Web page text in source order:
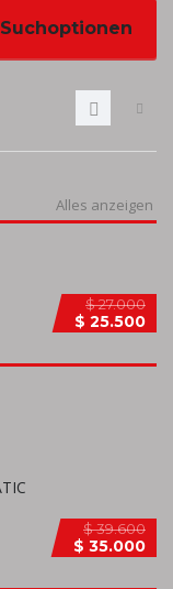
Suchoptionen
Alles anzeigen
$ 27.000
$ 25.500
$ 39.600
$ 35.000